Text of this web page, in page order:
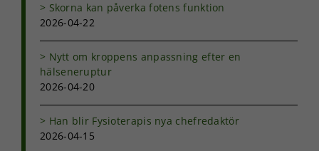
Skorna kan påverka fotens funktion
2026-04-22
Nytt om kroppens anpassning efter en
hälseneruptur
2026-04-20
Han blir Fysioterapis nya chefredaktör
2026-04-15